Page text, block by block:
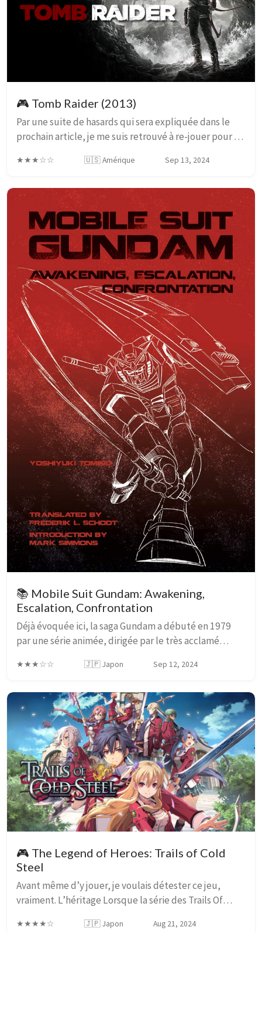
🎮 Tomb Raider (2013)
Par une suite de hasards qui sera expliquée dans le
prochain article, je me suis retrouvé à re-jouer pour la
Et bien sur, j’ai beaucoup à dire...
★★★☆☆ 🇺🇸 Amérique Sep 13, 2024
📚 Mobile Suit Gundam: Awakening,
Escalation, Confrontation
Déjà évoquée ici, la saga Gundam a débuté en 1979
par une série animée, dirigée par le très acclamé
publication de la série, il adapte celle-ci en ...
★★★☆☆ 🇯🇵 Japon Sep 12, 2024
🎮 The Legend of Heroes: Trails of Cold
Steel
Avant même d’y jouer, je voulais détester ce jeu,
vraiment. L’héritage Lorsque la série des Trails Of
et pas que pour la région. Nous sommes c...
★★★★☆ 🇯🇵 Japon Aug 21, 2024